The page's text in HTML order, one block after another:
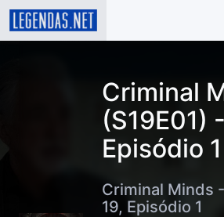
Criminal
(S19E01) -
Episódio 1
Criminal Minds
19, Episódio 1